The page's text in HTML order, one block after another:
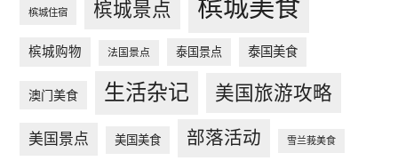
槟城住宿 槟城景点 槟城美食
槟城购物 法国景点 泰国景点 泰国美食
澳门美食 生活杂记 美国旅游攻略
美国景点 美国美食 部落活动 雪兰莪美食